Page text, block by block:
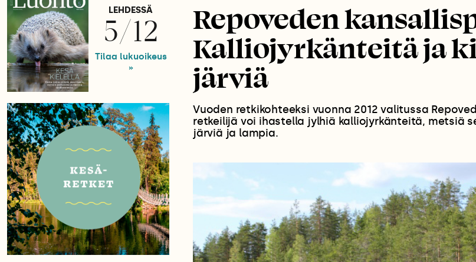
LEHDESSÄ
5/12
Tilaa lukuoikeus
»
Repoveden
Kalliojyrkänteitä ja
järviä
Vuoden retkikohteeksi vuonna 2012 valitussa
retkeilijä voi ihastella jylhiä kalliojyrkänteitä, metsiä
järviä ja lampia.